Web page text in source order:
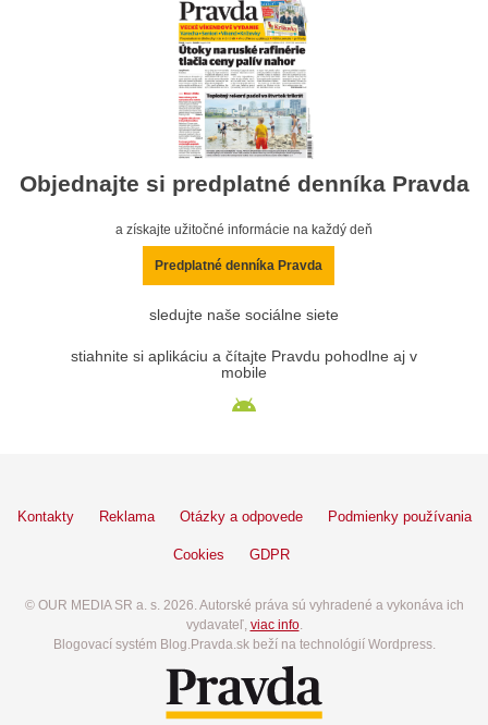
Objednajte si predplatné denníka Pravda
a získajte užitočné informácie na každý deň
Predplatné denníka Pravda
sledujte naše sociálne siete
stiahnite si aplikáciu a čítajte Pravdu pohodlne aj v
mobile
Kontakty Reklama Otázky a odpovede Podmienky používania
Cookies GDPR
© OUR MEDIA SR a. s. 2026. Autorské práva sú vyhradené a vykonáva ich
vydavateľ, viac info.
Blogovací systém Blog.Pravda.sk beží na technológií Wordpress.